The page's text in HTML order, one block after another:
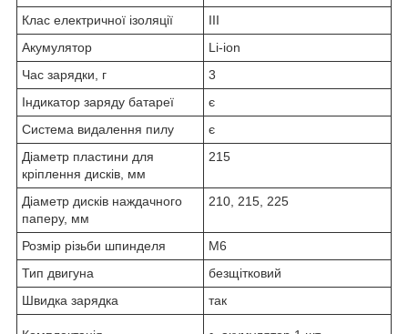
Клас електричної ізоляції
III
Акумулятор
Li-ion
Час зарядки, г
3
Індикатор заряду батареї
є
Система видалення пилу
є
Діаметр пластини для
кріплення дисків, мм
215
Діаметр дисків наждачного
паперу, мм
210, 215, 225
Розмір різьби шпинделя
М6
Тип двигуна
безщітковий
Швидка зарядка
так